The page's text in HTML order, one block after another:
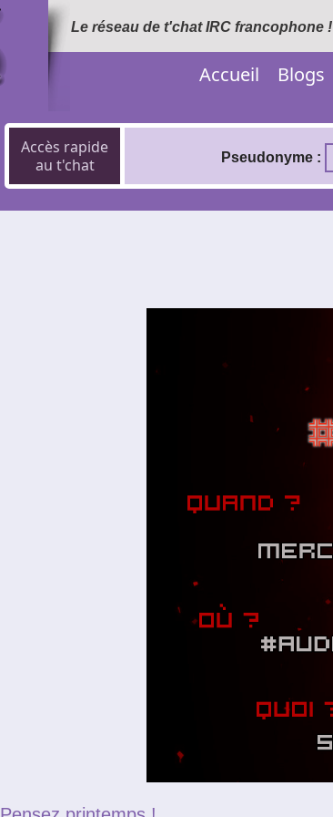
Le réseau de t'chat IRC francophone !
Accueil Blogs
Accès rapide
au t'chat
Pseudonyme :